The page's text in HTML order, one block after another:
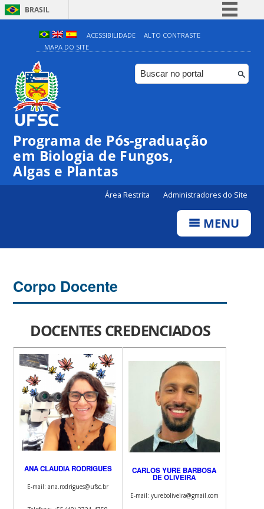
BRASIL
Simplifique!
Comunica BR
Participe
ACESSIBILIDADE
ALTO CONTRASTE
MAPA DO SITE
Programa de Pós-graduação
em Biologia de Fungos,
Algas e Plantas
Área Restrita Administradores do Site
MENU
Corpo Docente
DOCENTES CREDENCIADOS
ANA CLAUDIA RODRIGUES
E-mail: ana.rodrigues@ufsc.br
CARLOS YURE BARBOSA
DE OLIVEIRA
E-mail: yureboliveira@gmail.com